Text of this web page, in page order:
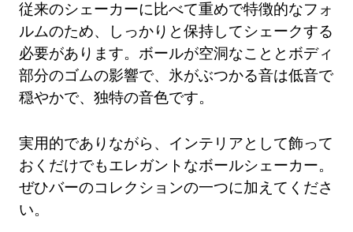
従来のシェーカーに比べて重めで特徴的なフォ
ルムのため、しっかりと保持してシェークする
必要があります。ボールが空洞なこととボディ
部分のゴムの影響で、氷がぶつかる音は低音で
穏やかで、独特の音色です。
実用的でありながら、インテリアとして飾って
おくだけでもエレガントなボールシェーカー。
ぜひバーのコレクションの一つに加えてくださ
い。